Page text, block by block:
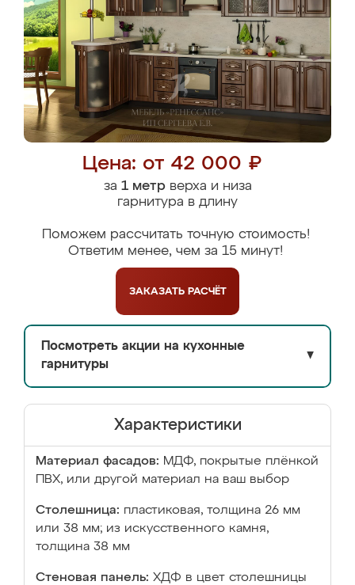
Цена: от 42 000 ₽
за 1 метрверха и низа
гарнитура в длину
Поможем рассчитать точную стоимость!
Ответим менее, чем за 15 минут!
ЗАКАЗАТЬ РАСЧЁТ
Посмотреть акции на кухонные
гарнитуры
▼
Характеристики
Материал фасадов: МДФ, покрытые плёнкой
ПВХ, или другой материал на ваш выбор
Столешница: пластиковая, толщина 26 мм
или 38 мм; из искусственного камня,
толщина 38 мм
Стеновая панель: ХДФ в цвет столешницы